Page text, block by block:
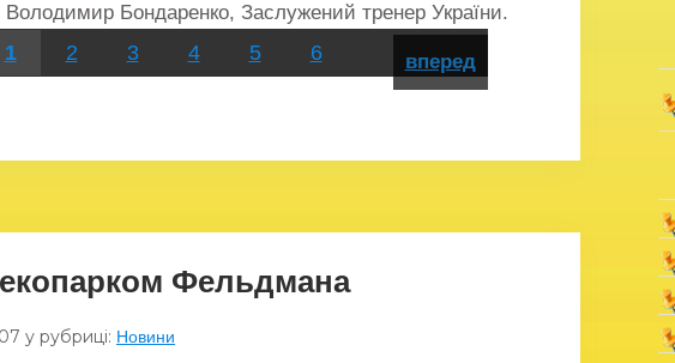
Володимир Бондаренко, Заслужений тренер України.
вперед
1 2 3 4 5 6
екопарком Фельдмана
у рубриці: Новини